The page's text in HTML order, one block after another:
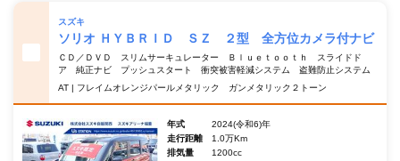
スズキ
ソリオ ＨＹＢＲＩＤ ＳＺ ２型 全方位カメラ付ナビ
ＣＤ／ＤＶＤ スリムサーキュレーター Ｂｌｕｅｔｏｏｔｈ スライドド
ア 純正ナビ プッシュスタート 衝突被害軽減システム 盗難防止システム
AT | フレイムオレンジパールメタリック ガンメタリック２トーン
年式
2024(令和6)年
走行距離
1.0万Km
排気量
1200cc